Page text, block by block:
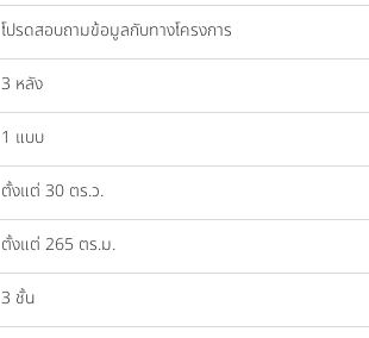
โปรดสอบถามข้อมูลกับทางโครงการ
3 หลัง
1 แบบ
ตั้งแต่ 30 ตร.ว.
ตั้งแต่ 265 ตร.ม.
3 ชั้น